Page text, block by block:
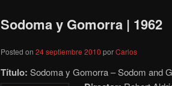
Sodoma y Gomorra | 1962
Posted on24 septiembre 2010 porCarlos
Título: Sodoma y Gomorra – Sodom and